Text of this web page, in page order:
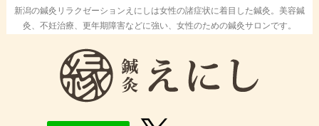
新潟の鍼灸リラクゼーションえにしは女性の諸症状に着目した鍼灸。美容鍼
灸、不妊治療、更年期障害などに強い、女性のための鍼灸サロンです。